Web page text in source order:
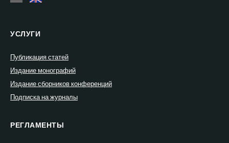
УСЛУГИ
Публикация статей
Издание монографий
Издание сборников конференций
Подписка на журналы
РЕГЛАМЕНТЫ